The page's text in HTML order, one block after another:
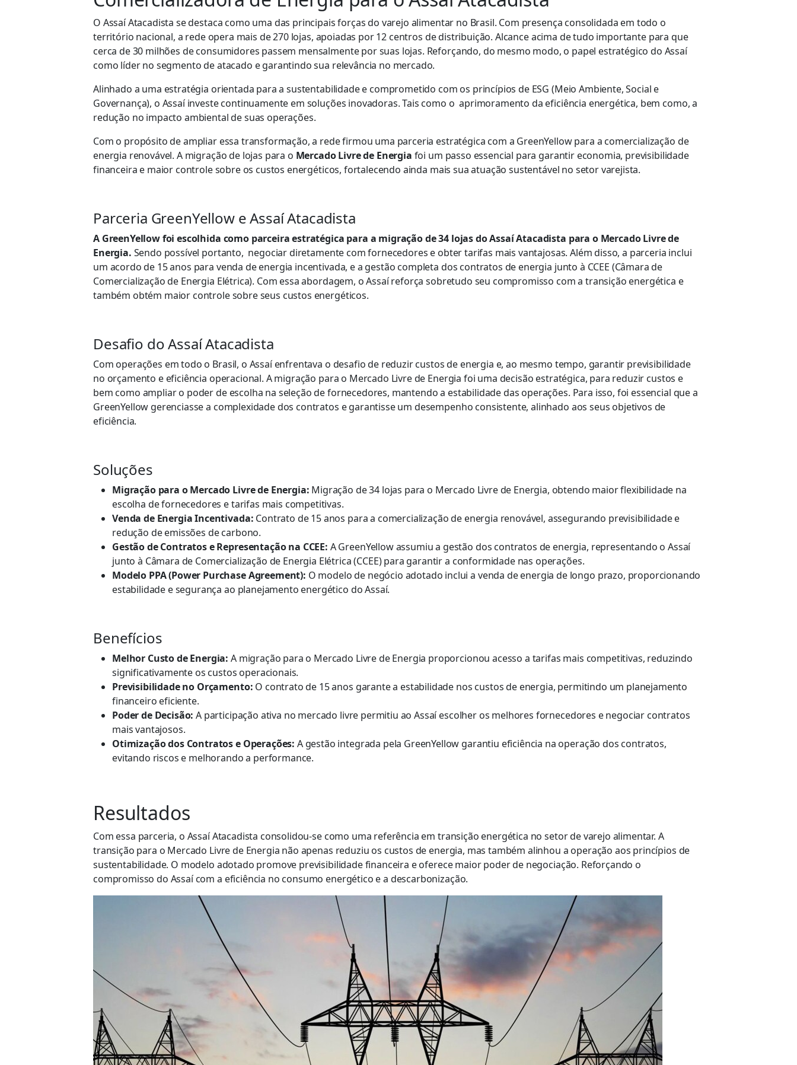
O Assaí Atacadista se destaca como uma das principais forças do varejo alimentar no Brasil. Com presença consolidada em todo o
território nacional, a rede opera mais de 270 lojas, apoiadas por 12 centros de distribuição. Alcance acima de tudo importante para que
cerca de 30 milhões de consumidores passem mensalmente por suas lojas. Reforçando, do mesmo modo, o papel estratégico do Assaí
como líder no segmento de atacado e garantindo sua relevância no mercado.
Alinhado a uma estratégia orientada para a sustentabilidade e comprometido com os princípios de ESG (Meio Ambiente, Social e
Governança), o Assaí investe continuamente em soluções inovadoras. Tais como o aprimoramento da eficiência energética, bem como, a
redução no impacto ambiental de suas operações.
Com o propósito de ampliar essa transformação, a rede firmou uma parceria estratégica com a GreenYellow para a comercialização de
energia renovável. A migração de lojas para o Mercado Livre de Energia foi um passo essencial para garantir economia, previsibilidade
financeira e maior controle sobre os custos energéticos, fortalecendo ainda mais sua atuação sustentável no setor varejista.
Parceria GreenYellow e Assaí Atacadista
A GreenYellow foi escolhida como parceira estratégica para a migração de 34 lojas do Assaí Atacadista para o Mercado Livre de
Energia. Sendo possível portanto, negociar diretamente com fornecedores e obter tarifas mais vantajosas. Além disso, a parceria inclui
um acordo de 15 anos para venda de energia incentivada, e a gestão completa dos contratos de energia junto à CCEE (Câmara de
Comercialização de Energia Elétrica). Com essa abordagem, o Assaí reforça sobretudo seu compromisso com a transição energética e
também obtém maior controle sobre seus custos energéticos.
Desafio do Assaí Atacadista
Com operações em todo o Brasil, o Assaí enfrentava o desafio de reduzir custos de energia e, ao mesmo tempo, garantir previsibilidade
no orçamento e eficiência operacional. A migração para o Mercado Livre de Energia foi uma decisão estratégica, para reduzir custos e
bem como ampliar o poder de escolha na seleção de fornecedores, mantendo a estabilidade das operações. Para isso, foi essencial que a
GreenYellow gerenciasse a complexidade dos contratos e garantisse um desempenho consistente, alinhado aos seus objetivos de
eficiência.
Soluções
Migração para o Mercado Livre de Energia: Migração de 34 lojas para o Mercado Livre de Energia, obtendo maior flexibilidade na
escolha de fornecedores e tarifas mais competitivas.
Venda de Energia Incentivada: Contrato de 15 anos para a comercialização de energia renovável, assegurando previsibilidade e
redução de emissões de carbono.
Gestão de Contratos e Representação na CCEE: A GreenYellow assumiu a gestão dos contratos de energia, representando o Assaí
junto à Câmara de Comercialização de Energia Elétrica (CCEE) para garantir a conformidade nas operações.
Modelo PPA (Power Purchase Agreement): O modelo de negócio adotado inclui a venda de energia de longo prazo, proporcionando
estabilidade e segurança ao planejamento energético do Assaí.
Benefícios
Melhor Custo de Energia: A migração para o Mercado Livre de Energia proporcionou acesso a tarifas mais competitivas, reduzindo
significativamente os custos operacionais.
Previsibilidade no Orçamento: O contrato de 15 anos garante a estabilidade nos custos de energia, permitindo um planejamento
financeiro eficiente.
Poder de Decisão: A participação ativa no mercado livre permitiu ao Assaí escolher os melhores fornecedores e negociar contratos
mais vantajosos.
Otimização dos Contratos e Operações: A gestão integrada pela GreenYellow garantiu eficiência na operação dos contratos,
evitando riscos e melhorando a performance.
Resultados
Com essa parceria, o Assaí Atacadista consolidou-se como uma referência em transição energética no setor de varejo alimentar. A
transição para o Mercado Livre de Energia não apenas reduziu os custos de energia, mas também alinhou a operação aos princípios de
sustentabilidade. O modelo adotado promove previsibilidade financeira e oferece maior poder de negociação. Reforçando o
compromisso do Assaí com a eficiência no consumo energético e a descarbonização.